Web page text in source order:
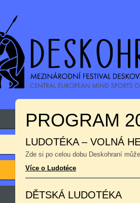
PROGRAM
LUDOTÉKA – VOLNÁ
Zde si po celou dobu Deskohraní
Více o Ludotéce
DĚTSKÁ LUDOTÉKA